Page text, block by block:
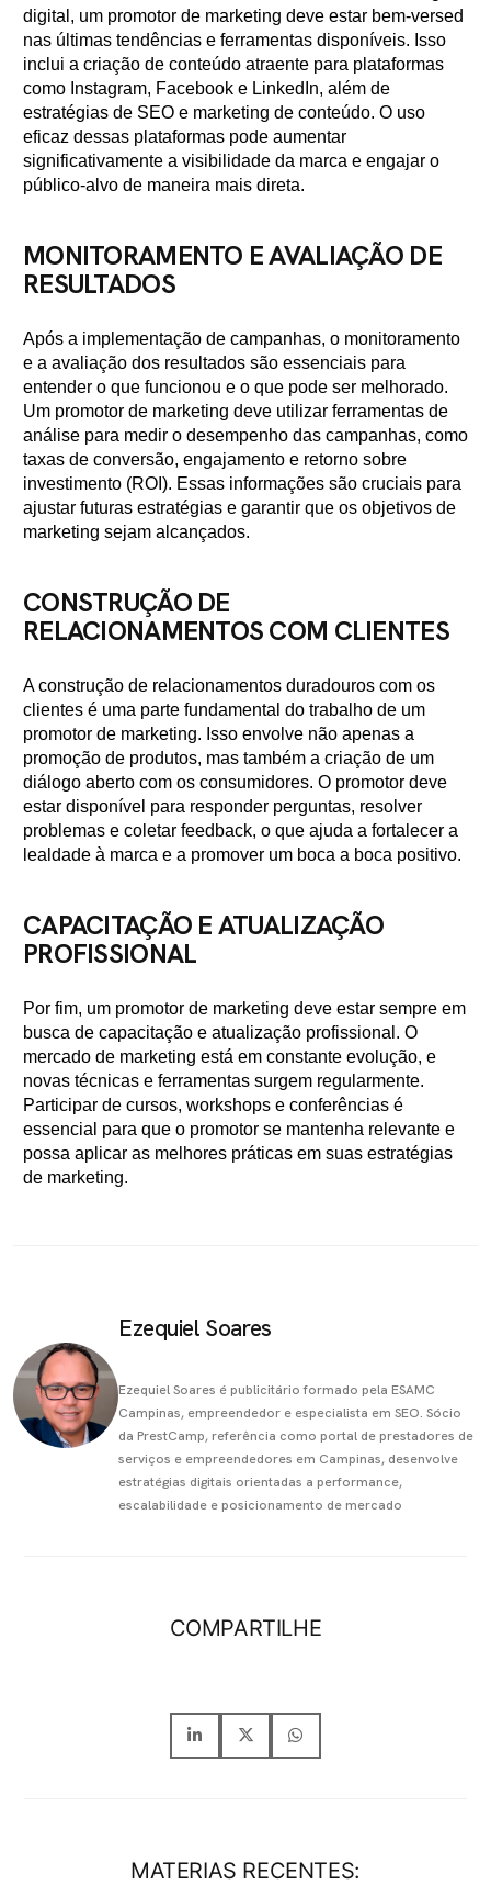
digital, um promotor de marketing deve estar bem-versed
nas últimas tendências e ferramentas disponíveis. Isso
inclui a criação de conteúdo atraente para plataformas
como Instagram, Facebook e LinkedIn, além de
estratégias de SEO e marketing de conteúdo. O uso
eficaz dessas plataformas pode aumentar
significativamente a visibilidade da marca e engajar o
público-alvo de maneira mais direta.
MONITORAMENTO E AVALIAÇÃO DE
RESULTADOS
Após a implementação de campanhas, o monitoramento
e a avaliação dos resultados são essenciais para
entender o que funcionou e o que pode ser melhorado.
Um promotor de marketing deve utilizar ferramentas de
análise para medir o desempenho das campanhas, como
taxas de conversão, engajamento e retorno sobre
investimento (ROI). Essas informações são cruciais para
ajustar futuras estratégias e garantir que os objetivos de
marketing sejam alcançados.
CONSTRUÇÃO DE
RELACIONAMENTOS COM CLIENTES
A construção de relacionamentos duradouros com os
clientes é uma parte fundamental do trabalho de um
promotor de marketing. Isso envolve não apenas a
promoção de produtos, mas também a criação de um
diálogo aberto com os consumidores. O promotor deve
estar disponível para responder perguntas, resolver
problemas e coletar feedback, o que ajuda a fortalecer a
lealdade à marca e a promover um boca a boca positivo.
CAPACITAÇÃO E ATUALIZAÇÃO
PROFISSIONAL
Por fim, um promotor de marketing deve estar sempre em
busca de capacitação e atualização profissional. O
mercado de marketing está em constante evolução, e
novas técnicas e ferramentas surgem regularmente.
Participar de cursos, workshops e conferências é
essencial para que o promotor se mantenha relevante e
possa aplicar as melhores práticas em suas estratégias
de marketing.
Ezequiel Soares
Ezequiel Soares é publicitário formado pela ESAMC
Campinas, empreendedor e especialista em SEO. Sócio
da PrestCamp, referência como portal de prestadores de
serviços e empreendedores em Campinas, desenvolve
estratégias digitais orientadas a performance,
escalabilidade e posicionamento de mercado
COMPARTILHE
MATERIAS RECENTES: